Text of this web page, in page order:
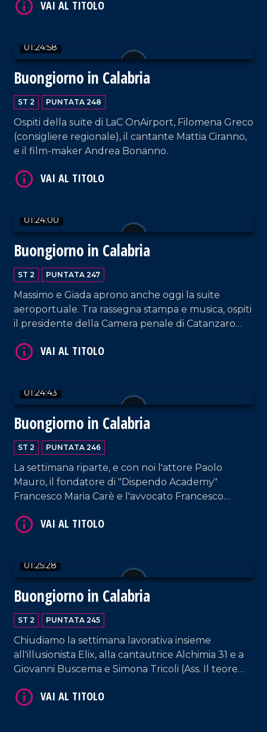
Paviglianiti.
01:24:58
Buongiorno in Calabria
ST 2 PUNTATA 248
Ospiti della suite di LaC OnAirport, Filomena Greco
(consigliere regionale), il cantante Mattia Ciranno,
e il film-maker Andrea Bonanno.
01:24:00
Buongiorno in Calabria
ST 2 PUNTATA 247
Massimo e Giada aprono anche oggi la suite
aeroportuale. Tra rassegna stampa e musica, ospiti
il presidente della Camera penale di Catanzaro
procuratore della Repubblica a Catanzaro e
01:24:43
Buongiorno in Calabria
ST 2 PUNTATA 246
La settimana riparte, e con noi l'attore Paolo
Mauro, il fondatore di "Dispendo Academy"
Francesco Maria Carè e l'avvocato Francesco
01:25:28
Buongiorno in Calabria
ST 2 PUNTATA 245
Chiudiamo la settimana lavorativa insieme
all'illusionista Elix, alla cantautrice Alchimia 31 e a
Giovanni Buscema e Simona Tricoli (Ass. Il teorema
VAI AL TITOLO
VAI AL TITOLO
VAI AL TITOLO